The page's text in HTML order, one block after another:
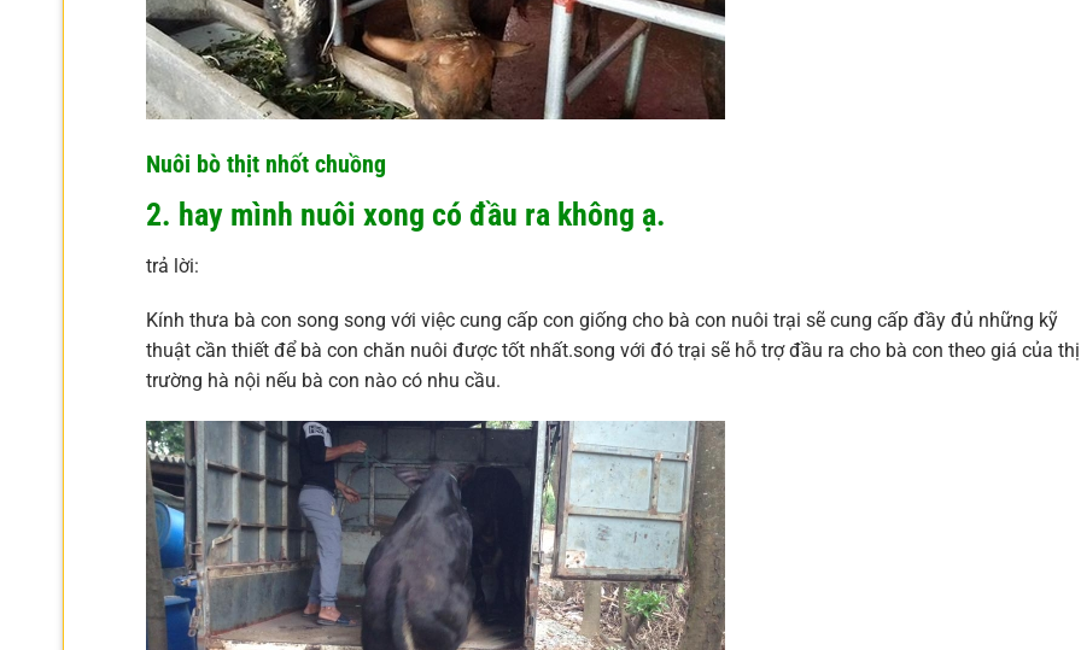
Nuôi bò thịt nhốt chuồng
2. hay mình nuôi xong có đầu ra không ạ.
trả lời:
Kính thưa bà con song song với việc cung cấp con giống cho bà con nuôi trại sẽ cung cấp đầy đủ những kỹ
thuật cần thiết để bà con chăn nuôi được tốt nhất.song với đó trại sẽ hỗ trợ đầu ra cho bà con theo giá của thị
trường hà nội nếu bà con nào có nhu cầu.